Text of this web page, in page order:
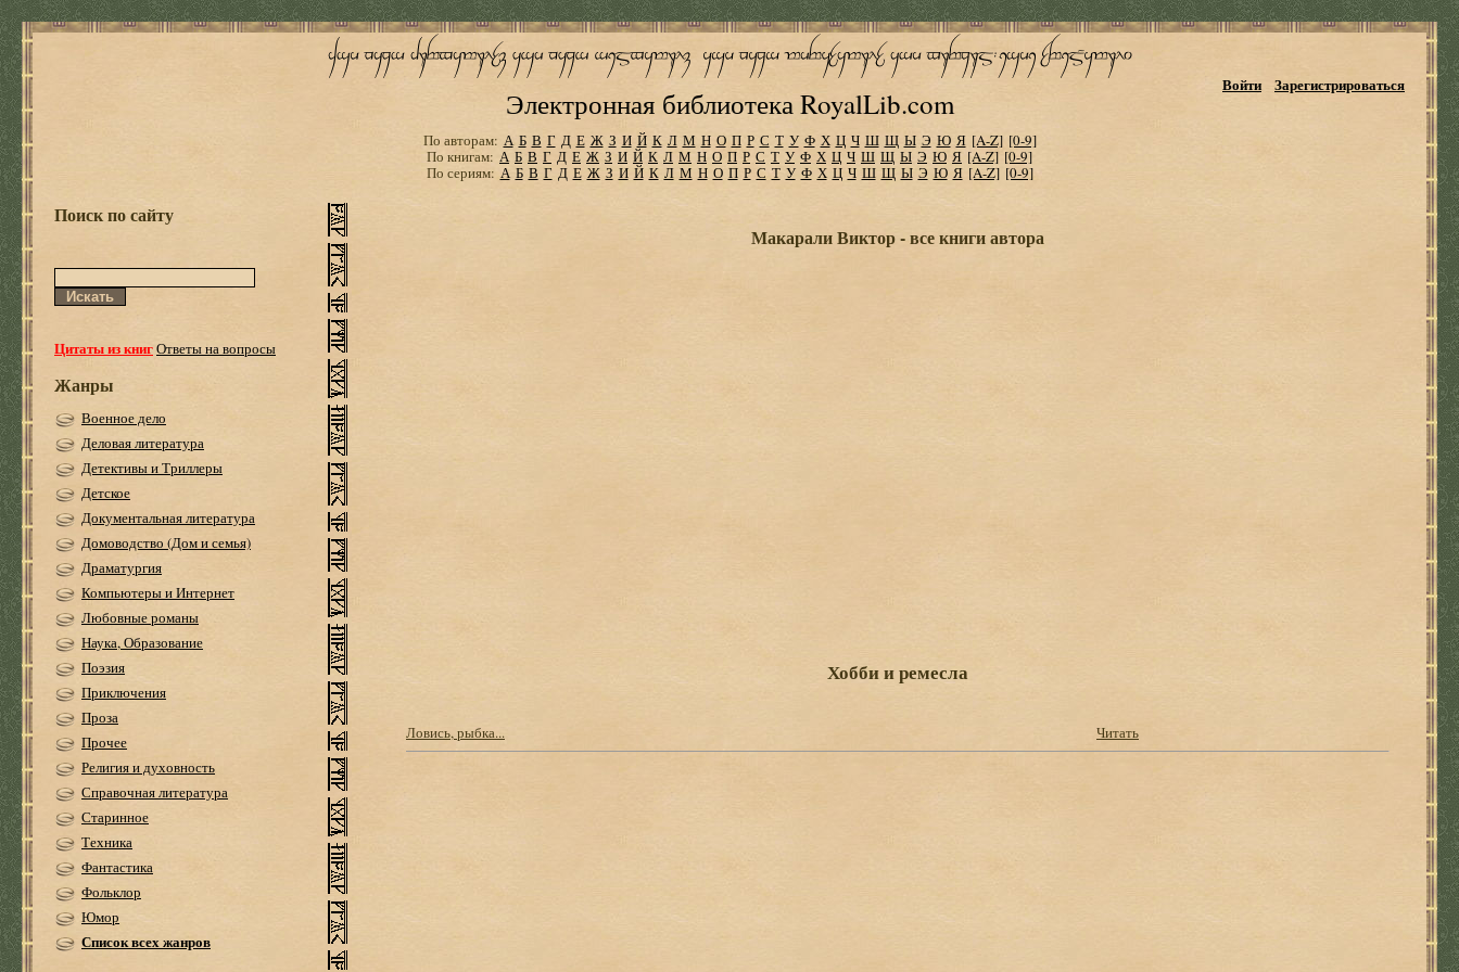
Электронная библиотека RoyalLib.com
Войти Зарегистрироваться
По авторам: А Б В Г Д Е Ж З И Й К Л М Н О П Р С Т У Ф Х Ц Ч Ш Щ Ы Э Ю Я [A-Z] [0-9]
По книгам: А Б В Г Д Е Ж З И Й К Л М Н О П Р С Т У Ф Х Ц Ч Ш Щ Ы Э Ю Я [A-Z] [0-9]
По сериям: А Б В Г Д Е Ж З И Й К Л М Н О П Р С Т У Ф Х Ц Ч Ш Щ Ы Э Ю Я [A-Z] [0-9]
Поиск по сайту
Цитаты из книгОтветы на вопросы
Жанры
Военное дело
Деловая литература
Детективы и Триллеры
Детское
Документальная литература
Домоводство (Дом и семья)
Драматургия
Компьютеры и Интернет
Любовные романы
Наука, Образование
Поэзия
Приключения
Проза
Прочее
Религия и духовность
Справочная литература
Старинное
Техника
Фантастика
Фольклор
Юмор
Список всех жанров
Макарали Виктор - все книги автора
Хобби и ремесла
Ловись, рыбка... Читать